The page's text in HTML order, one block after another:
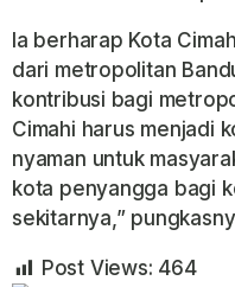
Ia berharap Kota
dari metropolitan
kontribusi bagi
Cimahi harus menjadi
nyaman untuk
kota penyangga bagi
sekitarnya,”
Post Views: 464